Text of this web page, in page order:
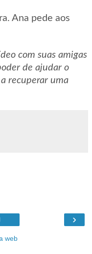
Ana pede aos
com suas amigas
de ajudar o
recuperar uma
›
web